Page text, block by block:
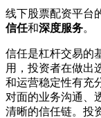
线下股票配资平台
信任和深度服务。
信任是杠杆交易的
用，投资者在做出
和运营稳定性有充
对面的业务沟通、
清晰的信任链。投